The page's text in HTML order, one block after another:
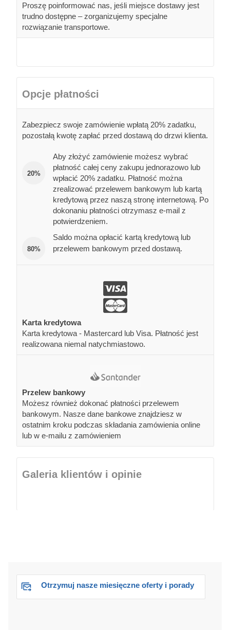
Proszę poinformować nas, jeśli miejsce dostawy jest
trudno dostępne – zorganizujemy specjalne
rozwiązanie transportowe.
Opcje płatności
Zabezpiecz swoje zamówienie wpłatą 20% zadatku,
pozostałą kwotę zapłać przed dostawą do drzwi klienta.
20%
Aby złożyć zamówienie możesz wybrać
płatność całej ceny zakupu jednorazowo lub
wpłacić 20% zadatku. Płatność można
zrealizować przelewem bankowym lub kartą
kredytową przez naszą stronę internetową. Po
dokonaniu płatności otrzymasz e-mail z
potwierdzeniem.
80%
Saldo można opłacić kartą kredytową lub
przelewem bankowym przed dostawą.
Karta kredytowa
Karta kredytowa - Mastercard lub Visa. Płatność jest
realizowana niemal natychmiastowo.
Przelew bankowy
Możesz również dokonać płatności przelewem
bankowym. Nasze dane bankowe znajdziesz w
ostatnim kroku podczas składania zamówienia online
lub w e-mailu z zamówieniem
Galeria klientów i opinie
Otrzymuj nasze miesięczne oferty i porady